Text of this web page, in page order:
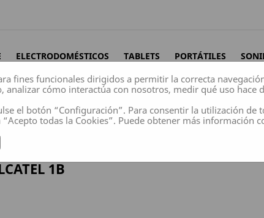
ELECTRODOMÉSTICOS TABLETS PORTÁTILES
1B
fines funcionales dirigidos a permitir la correcta
analizar cómo interactúa con nosotros, medir qué uso hace
el botón “Configuración”. Para consentir la utilización de
todas la Cookies”. Puede obtener más información